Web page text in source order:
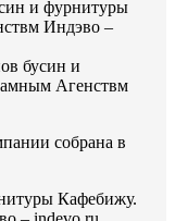
собрана в